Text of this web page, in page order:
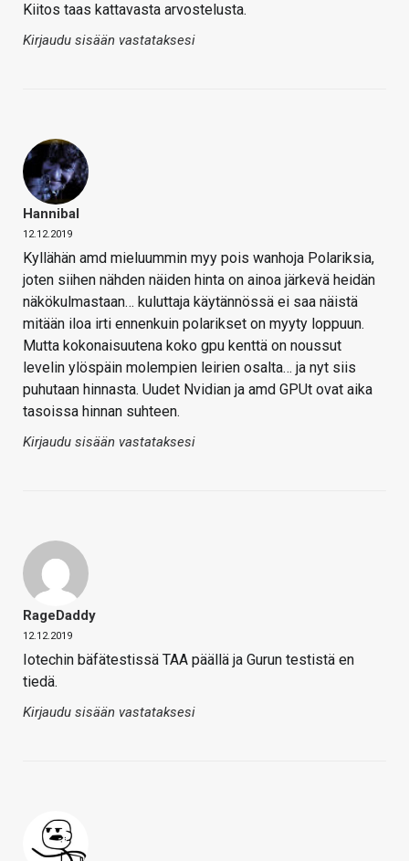
Kiitos taas kattavasta arvostelusta.
Kirjaudu sisään vastataksesi
Hannibal
12.12.2019
Kyllähän amd mieluummin myy pois wanhoja Polariksia,
joten siihen nähden näiden hinta on ainoa järkevä heidän
näkökulmastaan… kuluttaja käytännössä ei saa näistä
mitään iloa irti ennenkuin polarikset on myyty loppuun.
Mutta kokonaisuutena koko gpu kenttä on noussut
levelin ylöspäin molempien leirien osalta… ja nyt siis
puhutaan hinnasta. Uudet Nvidian ja amd GPUt ovat aika
tasoissa hinnan suhteen.
Kirjaudu sisään vastataksesi
RageDaddy
12.12.2019
Iotechin bäfätestissä TAA päällä ja Gurun testistä en
tiedä.
Kirjaudu sisään vastataksesi